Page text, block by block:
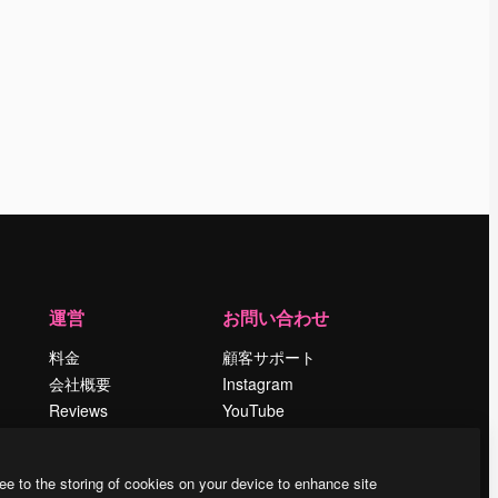
運営
料金
会社概要
Reviews
ブログ
お問い合わせ
顧客サポート
Instagram
YouTube
Discord
to the storing of cookies on your device to enhance site